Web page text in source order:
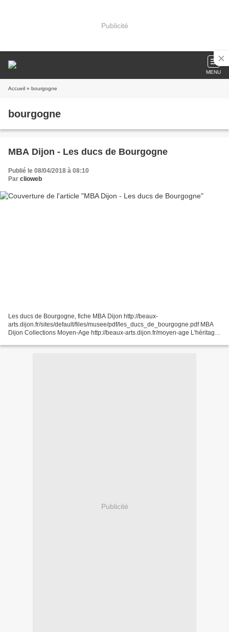
Publicité
MENU
Accueil » bourgogne
bourgogne
MBA Dijon - Les ducs de Bourgogne
Publié le 08/04/2018 à 08:10
Par clioweb
Les ducs de Bourgogne, fiche MBA Dijon http://beaux-
arts.dijon.fr/sites/default/files/musee/pdf/les_ducs_de_bourgogne.pdf MBA
Dijon Collections Moyen-Age http://beaux-arts.dijon.fr/moyen-age L'héritage
Publicité